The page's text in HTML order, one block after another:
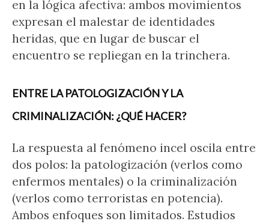
en la lógica afectiva: ambos movimientos
expresan el malestar de identidades
heridas, que en lugar de buscar el
encuentro se repliegan en la trinchera.
ENTRE LA PATOLOGIZACIÓN Y LA
CRIMINALIZACIÓN: ¿QUÉ HACER?
La respuesta al fenómeno incel oscila entre
dos polos: la patologización (verlos como
enfermos mentales) o la criminalización
(verlos como terroristas en potencia).
Ambos enfoques son limitados. Estudios